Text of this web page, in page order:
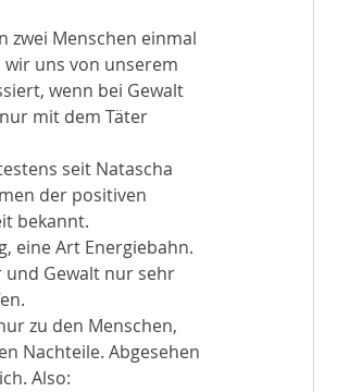
zwei Menschen einmal
uns von unserem
wenn bei Gewalt
mit dem Täter
seit Natascha
der positiven
bekannt.
eine Art Energiebahn.
und Gewalt nur sehr
zu den Menschen,
Nachteile. Abgesehen
Also: